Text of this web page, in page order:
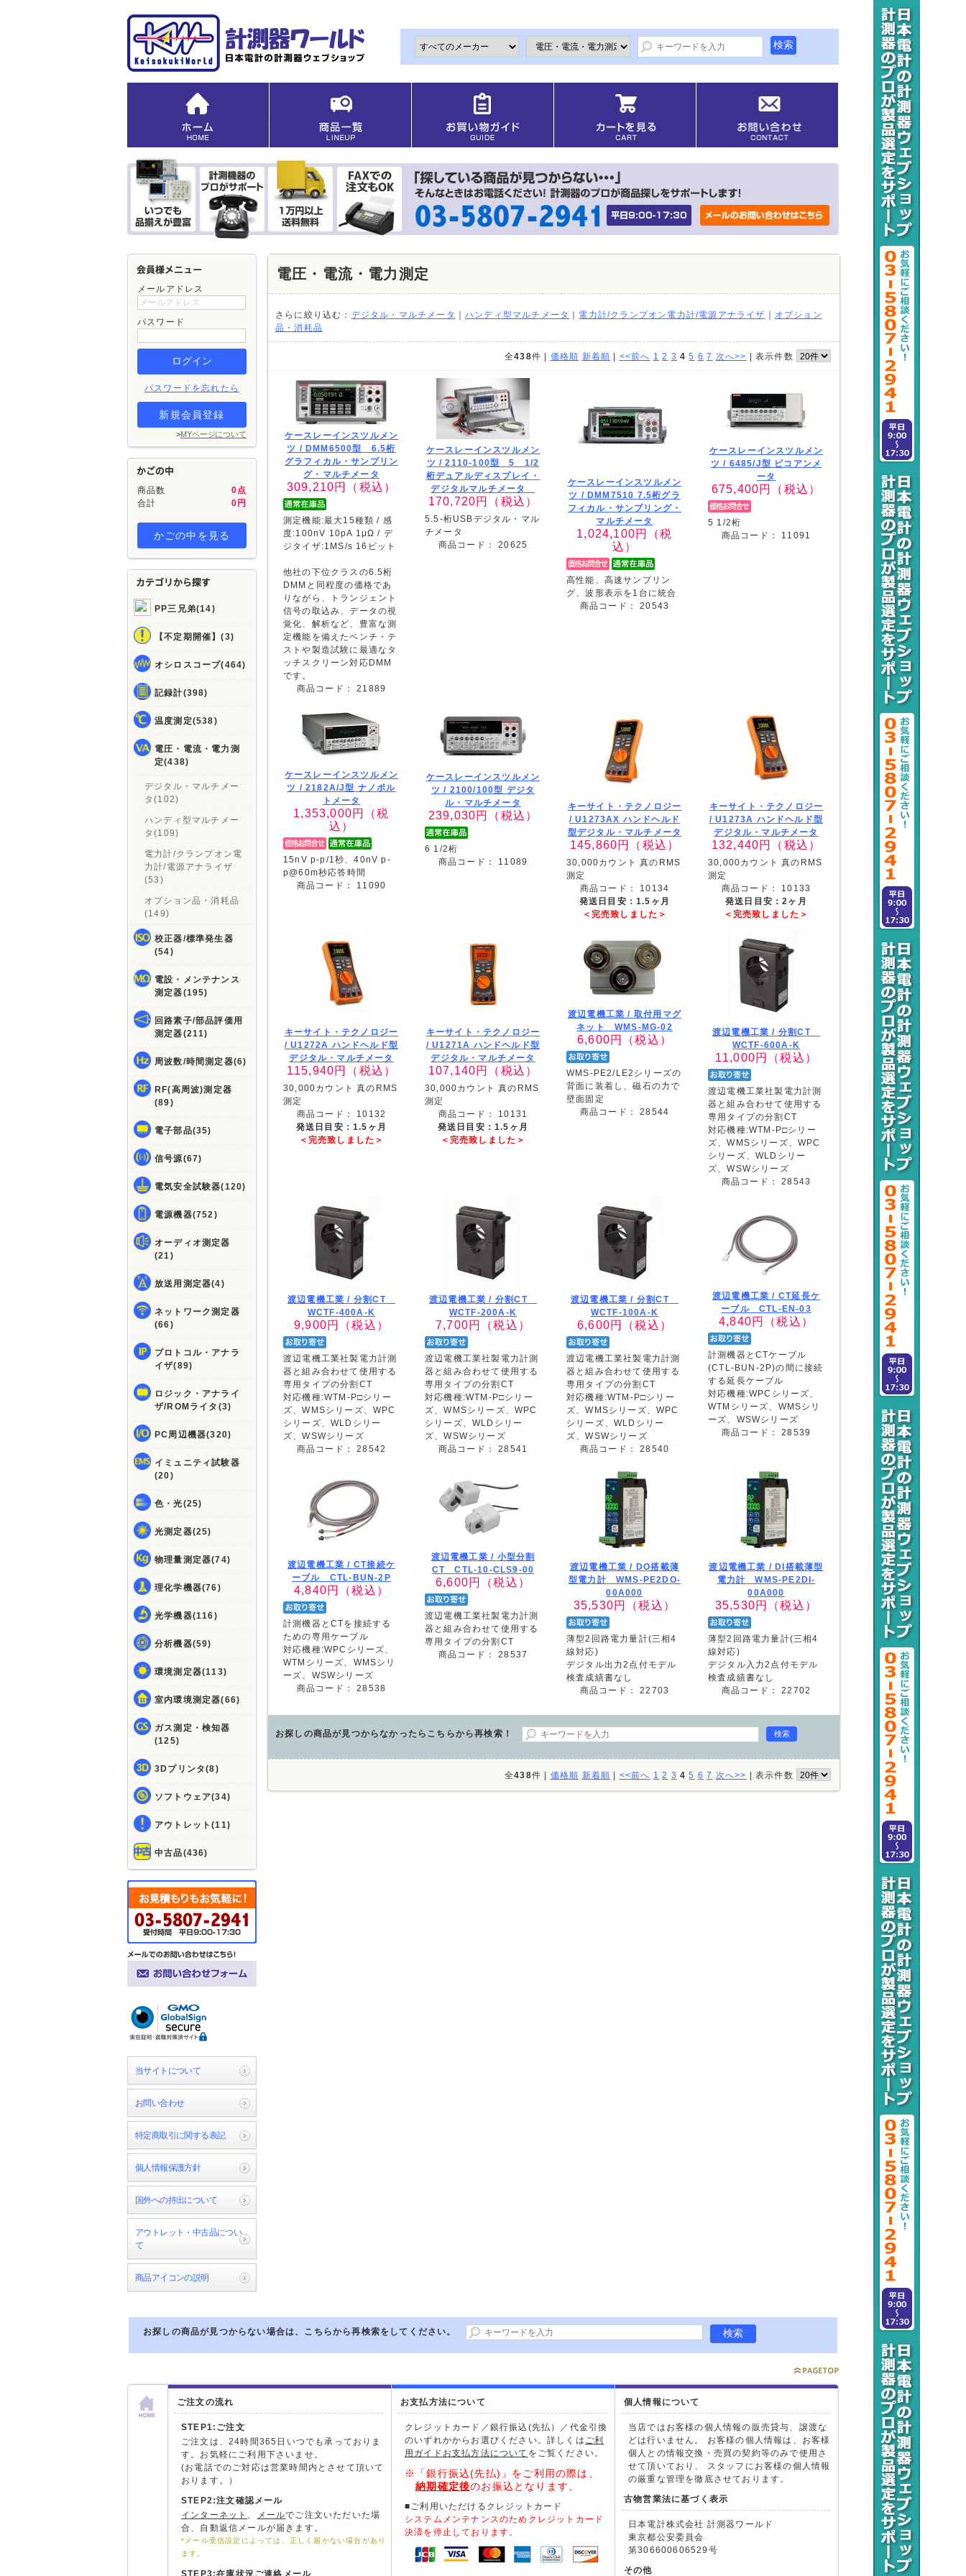
メールアドレス
パスワード
パスワードを忘れたら
新規会員登録
>MYページについて
商品数
0点
合計
0円
かごの中を見る
PP三兄弟(14)
【不定期開催】(3)
オシロスコープ(464)
記録計(398)
温度測定(538)
電圧・電流・電力測
定(438)
デジタル・マルチメー
タ(102)
ハンディ型マルチメー
タ(109)
電力計/クランプオン電
力計/電源アナライザ
(53)
オプション品・消耗品
(149)
校正器/標準発生器
(54)
電設・メンテナンス
測定器(195)
回路素子/部品評価用
測定器(211)
周波数/時間測定器(6)
RF(高周波)測定器
(89)
電子部品(35)
信号源(67)
電気安全試験器(120)
電源機器(752)
オーディオ測定器
(21)
放送用測定器(4)
ネットワーク測定器
(66)
プロトコル・アナラ
イザ(89)
ロジック・アナライ
ザ/ROMライタ(3)
PC周辺機器(320)
イミュニティ試験器
(20)
色・光(25)
光測定器(25)
物理量測定器(74)
理化学機器(76)
光学機器(116)
分析機器(59)
環境測定器(113)
室内環境測定器(66)
ガス測定・検知器
(125)
3Dプリンタ(8)
ソフトウェア(34)
アウトレット(11)
中古品(436)
当サイトについて
お問い合わせ
特定商取引に関する表記
個人情報保護方針
国外への持出について
アウトレット・中古品につい
て
商品アイコンの説明
電圧・電流・電力測定
さらに絞り込む： デジタル・マルチメータ ｜ハンディ型マルチメータ 電力計/クランプオン電力計/電源アナライザ
オプション
品・消耗品
全438件 | 価格順 新着順 <<前へ 1 2 3 4 5 6 7 次へ>> 表示件数
ケースレーインスツルメン
ツ / DMM6500型 6.5桁
グラフィカル・サンプリン
グ・マルチメータ
309,210円（税込）
測定機能:最大15種類 / 感
度:100nV 10pA 1μΩ / デ
ジタイザ:1MS/s 16ビット
他社の下位クラスの6.5桁
DMMと同程度の価格であ
りながら、トランジェント
信号の取込み、データの視
覚化、解析など、豊富な測
定機能を備えたベンチ・テ
ストや製造試験に最適なタ
ッチスクリーン対応DMM
です。
商品コード：21889
ケースレーインスツルメン
ツ /2110-100型 5 1/2
桁デュアルディスプレイ・
デジタルマルチメータ
170,720円（税込）
5.5-桁USBデジタル・マル
チメータ
商品コード：20625
ケースレーインスツルメン
ツ / DMM7510 7.5桁グラ
フィカル・サンプリング・
マルチメータ
1,024,100円（税
込）
高性能、高速サンプリン
グ、波形表示を1台に統合
商品コード：20543
ケースレーインスツルメン
ツ / 6485/J型 ピコアンメ
ータ
675,400円（税込）
5 1/2桁
商品コード： 11091
ケースレーインスツルメン
ツ /2182A/J型 ナノボル
トメータ
1,353,000円（税
込）
15nV p-p/1秒、40nV p-
p@60m秒応答時間
商品コード： 11090
ケースレーインスツルメン
ツ / 2100/100型 デジタ
ル・マルチメータ
239,030円（税込）
6 1/2桁
商品コード： 11089
キーサイト・テクノロジー
/U1273AX ハンドヘルド
型デジタル・マルチメータ
145,860円（税込）
30,000カウント 真のRMS
測定
商品コード： 10134
発送日目安：1.5ヶ月
＜完売致しました＞
キーサイト・テクノロジー
/U1273A ハンドヘルド型
デジタル・マルチメータ
132,440円（税込）
30,000カウント 真のRMS
測定
商品コード： 10133
発送日目安：2ヶ月
＜完売致しました＞
キーサイト・テクノロジー
/U1272A ハンドヘルド型
デジタル・マルチメータ
115,940円（税込）
30,000カウント 真のRMS
測定
商品コード： 10132
発送日目安：1.5ヶ月
＜完売致しました＞
キーサイト・テクノロジー
/U1271A ハンドヘルド型
デジタル・マルチメータ
107,140円（税込）
30,000カウント 真のRMS
測定
商品コード： 10131
発送日目安：1.5ヶ月
＜完売致しました＞
渡辺電機工業 / 取付用マグ
ネット WMS-MG-02
6,600円（税込）
WMS-PE2/LE2シリーズの
背面に装着し、磁石の力で
壁面固定
商品コード：28544
渡辺電機工業 / 分割CT
WCTF-600A-K
11,000円（税込）
渡辺電機工業社製電力計測
器と組み合わせて使用する
専用タイプの分割CT
対応機種:WTM-P□シリー
ズ、WMSシリーズ、WPC
シリーズ、WLDシリー
ズ、WSWシリーズ
商品コード：28543
渡辺電機工業 / 分割CT
WCTF-400A-K
9,900円（税込）
渡辺電機工業社製電力計測
器と組み合わせて使用する
専用タイプの分割CT
対応機種:WTM-P□シリー
ズ、WMSシリーズ、WPC
シリーズ、WLDシリー
ズ、WSWシリーズ
商品コード：28542
渡辺電機工業 / 分割CT
WCTF-200A-K
7,700円（税込）
渡辺電機工業社製電力計測
器と組み合わせて使用する
専用タイプの分割CT
対応機種:WTM-P□シリー
ズ、WMSシリーズ、WPC
シリーズ、WLDシリー
ズ、WSWシリーズ
商品コード：28541
渡辺電機工業 / 分割CT
WCTF-100A-K
6,600円（税込）
渡辺電機工業社製電力計測
器と組み合わせて使用する
専用タイプの分割CT
対応機種:WTM-P□シリー
ズ、WMSシリーズ、WPC
シリーズ、WLDシリー
ズ、WSWシリーズ
商品コード：28540
渡辺電機工業 / CT延長ケ
ーブル CTL-EN-03
4,840円（税込）
計測機器とCTケーブル
(CTL-BUN-2P)の間に接続
する延長ケーブル
対応機種:WPCシリーズ、
WTMシリーズ、WMSシリ
ーズ、WSWシリーズ
商品コード：28539
渡辺電機工業 / CT接続ケ
ーブル CTL-BUN-2P
4,840円（税込）
計測機器とCTを接続する
ための専用ケーブル
対応機種:WPCシリーズ、
WTMシリーズ、WMSシリ
ーズ、WSWシリーズ
商品コード：28538
渡辺電機工業 / 小型分割
CT CTL-10-CLS9-00
6,600円（税込）
渡辺電機工業社製電力計測
器と組み合わせて使用する
専用タイプの分割CT
商品コード：28537
渡辺電機工業 / DO搭載薄
型電力計 WMS-PE2DO-
00A000
35,530円（税込）
薄型2回路電力量計(三相4
線対応)
デジタル出力2点付モデル
検査成績書なし
商品コード：22703
渡辺電機工業 / DI搭載薄型
電力計 WMS-PE2DI-
00A000
35,530円（税込）
薄型2回路電力量計(三相4
線対応)
デジタル入力2点付モデル
検査成績書なし
商品コード：22702
お探しの商品が見つからなかったらこちらから再検索！
全438件 | 価格順 新着順 <<前へ 1 2 3 4 5 6 7 次へ>> 表示件数
お探しの商品が見つからない場合は、こちらから再検索をしてください。
ご注文の流れ
STEP1:ご注文
ご注文は、24時間365日いつでも承っておりま
す。お気軽にご利用下さいませ。
(お電話でのご対応は営業時間内とさせて頂いて
おります。）
STEP2:注文確認メール
インターネット 、 メールでご注文いただいた場
合、自動返信メールが届きます。
*メール受信設定によっては、正しく届かない場合があり
ます。
STEP3:在庫状況ご連絡メール
お支払方法について
クレジットカード／銀行振込(先払）／代金引換
のいずれかからお選びください。詳しくは ご利
用ガイドお支払方法について をご覧ください。
※「銀行振込(先払)」をご利用の際は、
納期確定後のお振込となります。
■ご利用いただけるクレジットカード
システムメンテナンスのためクレジットカード
決済を停止しております。
個人情報について
当店ではお客様の個人情報の販売貸与、譲渡な
どは行いません。 お客様の個人情報は、お客様
個人との情報交換・売買の契約等のみで使用さ
せて頂いており、 スタッフにお客様の個人情報
の厳重な管理を徹底させております。
古物営業法に基づく表示
日本電計株式会社 計測器ワールド
東京都公安委員会
第306600606529号
その他